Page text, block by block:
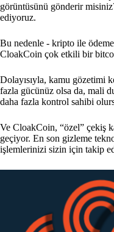
görüntüsünü gönderir
ediyoruz.
Bu nedenle - kripto ile ödeme
CloakCoin çok etkili bir
Dolayısıyla, kamu gözetimi
fazla gücünüz olsa da, mali
daha fazla kontrol sahibi
Ve CloakCoin, “özel” çekiş
geçiyor. En son gizleme
işlemlerinizi sizin için takip